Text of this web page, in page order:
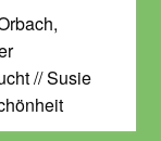
// Susie